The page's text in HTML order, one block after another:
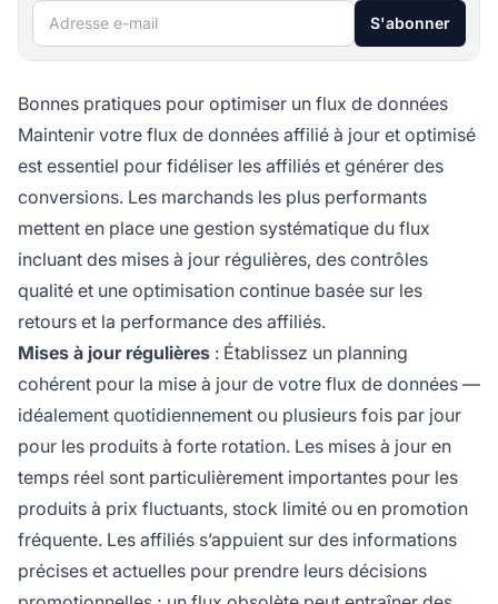
Adresse e-mail S'abonner
Bonnes pratiques pour optimiser un flux de données
Maintenir votre flux de données affilié à jour et optimisé
est essentiel pour fidéliser les affiliés et générer des
conversions. Les marchands les plus performants
mettent en place une gestion systématique du flux
incluant des mises à jour régulières, des contrôles
qualité et une optimisation continue basée sur les
retours et la performance des affiliés.
Mises à jour régulières : Établissez un planning
cohérent pour la mise à jour de votre flux de données —
idéalement quotidiennement ou plusieurs fois par jour
pour les produits à forte rotation. Les mises à jour en
temps réel sont particulièrement importantes pour les
produits à prix fluctuants, stock limité ou en promotion
fréquente. Les affiliés s’appuient sur des informations
précises et actuelles pour prendre leurs décisions